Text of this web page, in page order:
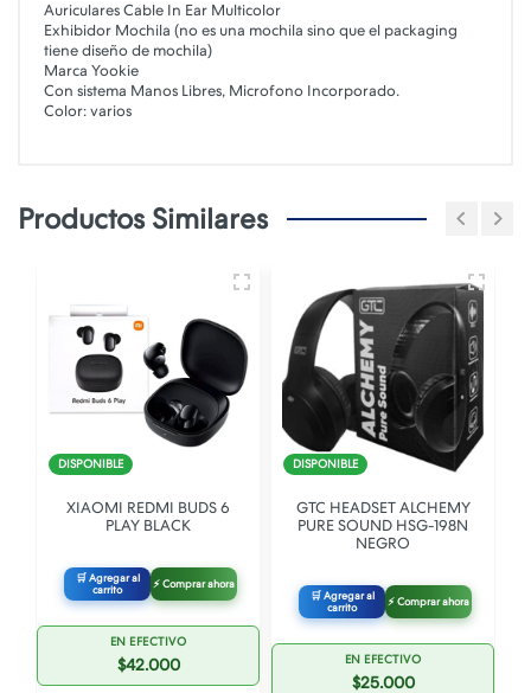
Auriculares Cable In Ear Multicolor
Exhibidor Mochila (no es una mochila sino que el packaging
tiene diseño de mochila)
Marca Yookie
Con sistema Manos Libres, Microfono Incorporado.
Color: varios
Productos Similares
DISPONIBLE
XIAOMI REDMI BUDS 6
PLAY BLACK
🛒 Agregar al
carrito
⚡ Comprar ahora
EN EFECTIVO
$42.000
DISPONIBLE
GTC HEADSET ALCHEMY
PURE SOUND HSG-198N
NEGRO
🛒 Agregar al
carrito
⚡ Comprar ahora
EN EFECTIVO
$25.000